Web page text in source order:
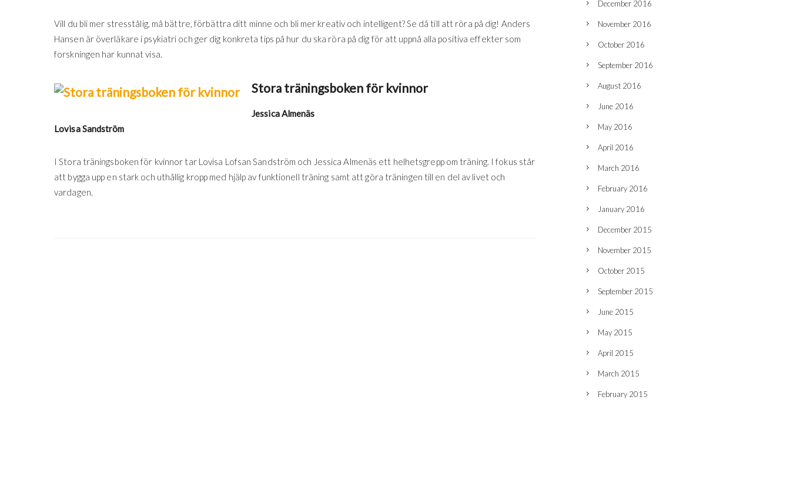
Vill du bli mer stresstålig, må bättre, förbättra ditt minne och bli mer kreativ och intelligent? Se då till att röra på dig! Anders
Hansen är överläkare i psykiatri och ger dig konkreta tips på hur du ska röra på dig för att uppnå alla positiva effekter som
forskningen har kunnat visa.
Stora träningsboken för kvinnor
Jessica Almenäs
Lovisa Sandström
I Stora träningsboken för kvinnor tar Lovisa Lofsan Sandström och Jessica Almenäs ett helhetsgrepp om träning. I fokus står
att bygga upp en stark och uthållig kropp med hjälp av funktionell träning samt att göra träningen till en del av livet och
vardagen.
December 2016
November 2016
October 2016
September 2016
August 2016
June 2016
May 2016
April 2016
March 2016
February 2016
January 2016
December 2015
November 2015
October 2015
September 2015
June 2015
May 2015
April 2015
March 2015
February 2015